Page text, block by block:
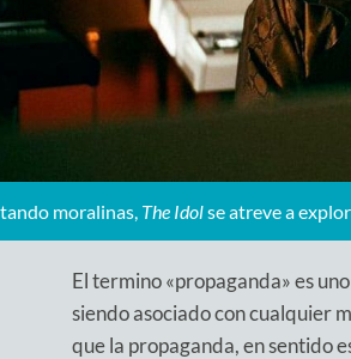
moralinas, The Idolse atreve a
El termino «propaganda» es
siendo asociado con cualquier
que la propaganda, en sentido